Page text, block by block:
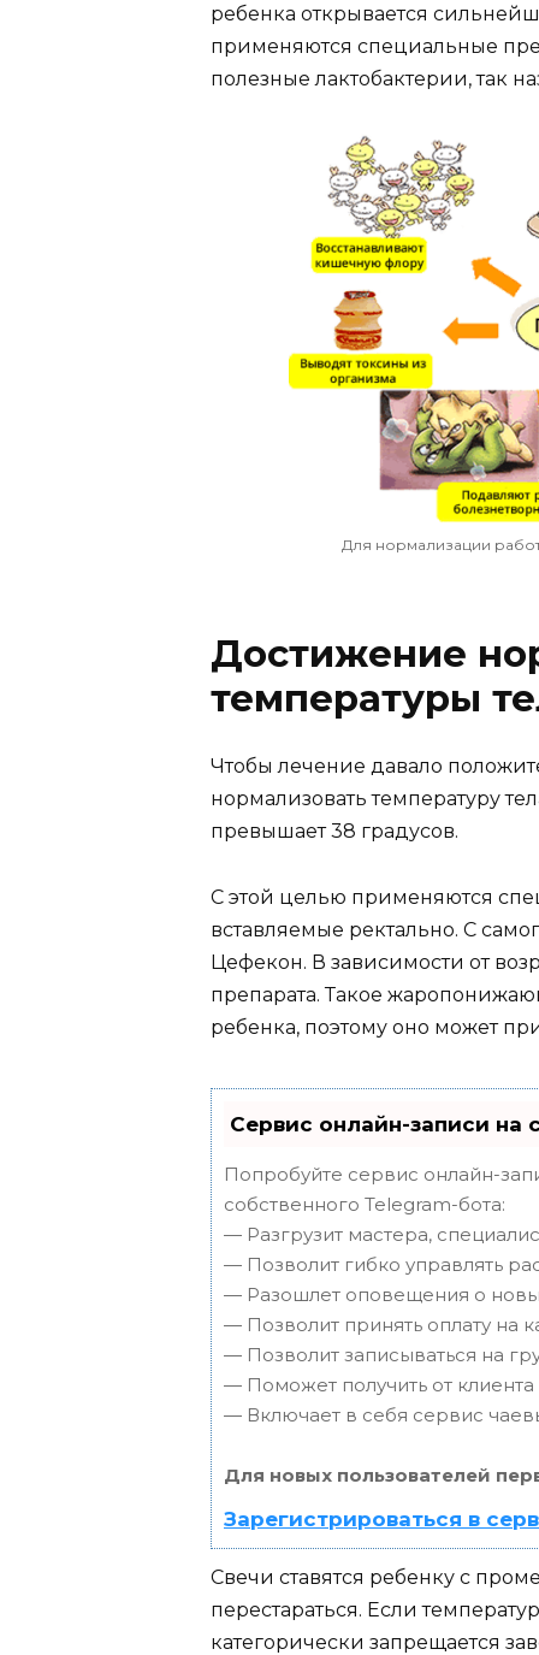
ребенка открывается
применяются специальные
полезные лактобактерии, так
Для нормализации
Достижение
температуры
Чтобы лечение давало
нормализовать температуру
превышает 38 градусов.
С этой целью применяются
вставляемые ректально. С
Цефекон. В зависимости от
препарата. Такое
ребенка, поэтому оно может
Сервис онлайн-записи на
Попробуйте сервис онлайн-
собственного Telegram-бота:
— Разгрузит мастера,
— Позволит гибко управлять
— Разошлет оповещения о
— Позволит принять оплату на
— Позволит записываться на
— Поможет получить от
— Включает в себя сервис
Для новых пользователей
Зарегистрироваться в
Свечи ставятся ребенку с
перестараться. Если
категорически запрещается